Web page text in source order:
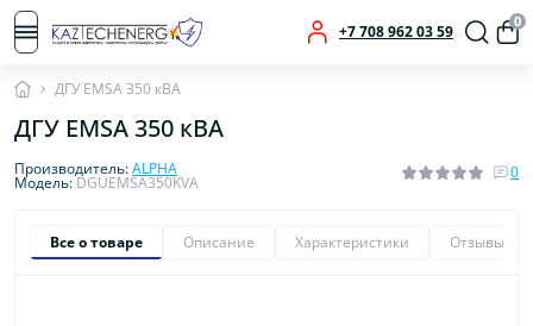
+7 708 962 03 59
0
ДГУ EMSA 350 кВА
ДГУ EMSA 350 кВА
Производитель:ALPHA
Модель:DGUEMSA350KVA
0
Все о товаре Описание Характеристики Отзывы